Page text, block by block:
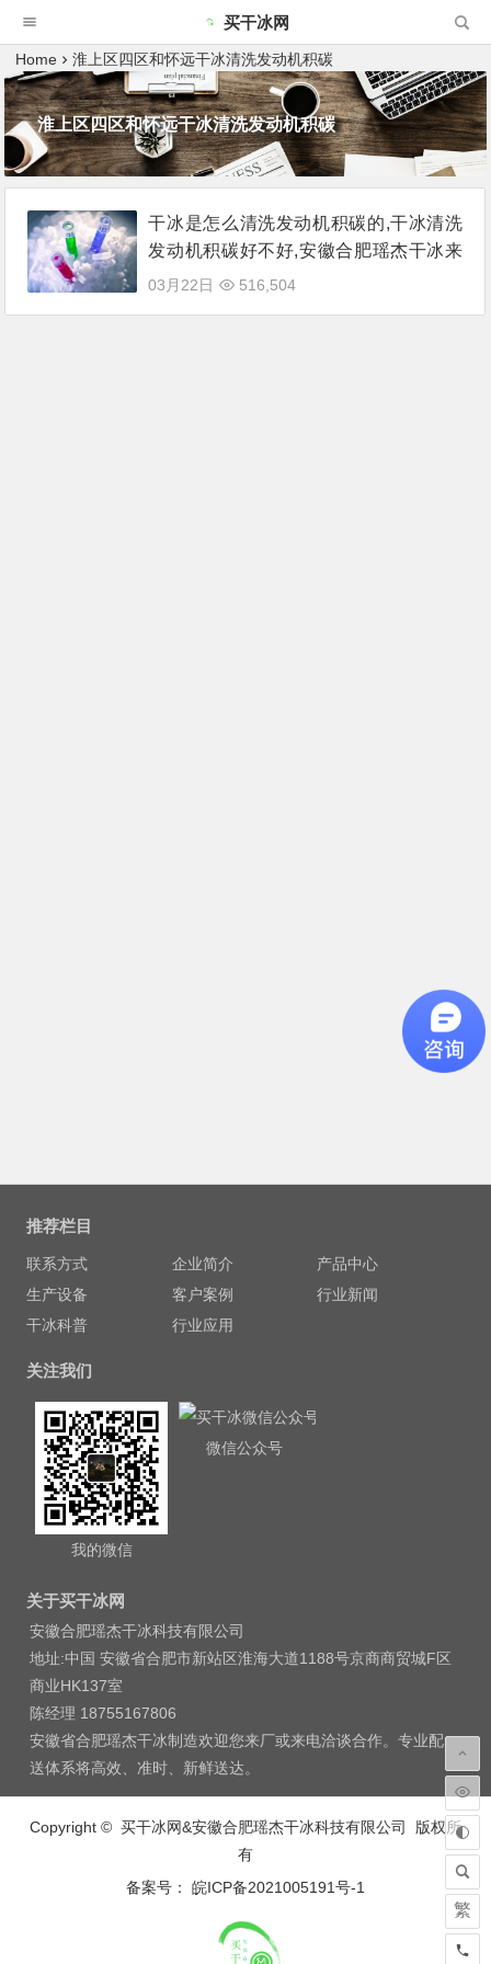
买干冰网
Home 淮上区四区和怀远干冰清洗发动机积碳
淮上区四区和怀远干冰清洗发动机积碳
干冰是怎么清洗发动机积碳的,干冰清洗
发动机积碳好不好,安徽合肥瑶杰干冰来
说说
03月22日 516,504
推荐栏目
联系方式 企业简介
产品中心
生产设备
客户案例
行业新闻
干冰科普
行业应用
关注我们
我的微信
微信公众号
关于买干冰网
安徽合肥瑶杰干冰科技有限公司
地址:中国 安徽省合肥市新站区淮海大道1188号京商商贸城F区
商业HK137室
陈经理 18755167806
安徽省合肥瑶杰干冰制造欢迎您来厂或来电洽谈合作。专业配
送体系将高效、准时、新鲜送达。
Copyright © 买干冰网&安徽合肥瑶杰干冰科技有限公司 版权所
有
备案号： 皖ICP备2021005191号-1
繁